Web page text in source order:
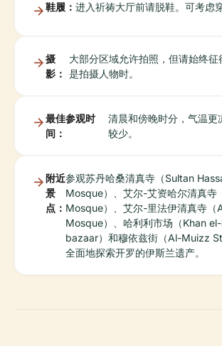
鞋履： 进入祈祷大厅前请脱鞋。可考虑
摄
影：
大部分区域允许拍照，但请始终征
是拍摄人物时。
最佳参观时
间：
清晨和傍晚时分，气温更
较少。
附近
景
点：
参观苏丹哈桑清真寺（Sultan
Mosque）、艾尔-艾资哈尔清真寺
Mosque）、艾尔-里法伊清真寺（
Mosque）、哈利利市场（Khan
bazaar）和穆依兹街（Al-Muizz
全面地探索开罗的伊斯兰遗产。